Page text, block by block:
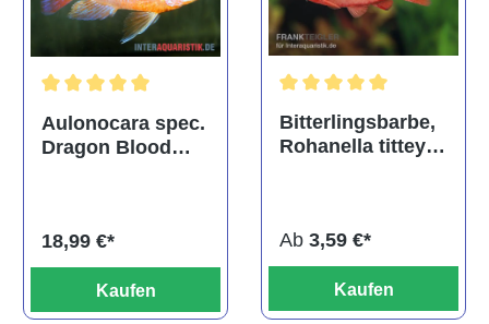
Durchschnittliche Bewertung von 5 von 5 Sternen
Aulonocara spec.
Dragon Blood
18,99 €*
Kaufen
Bitterlingsbarbe,
Rohanella titteya,
Ab 3,59 €*
Kaufen